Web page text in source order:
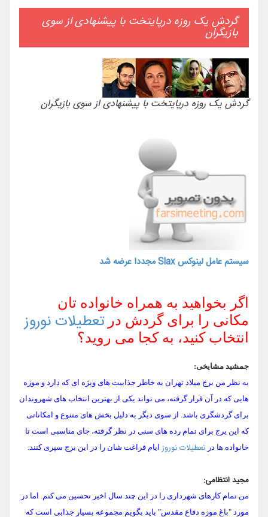
گردش یک روزه درپایتخت با پیشنهادی از سوی
بازیگران
گردش یک روزه درپایتخت با پیشنهادی از سوی بازیگران
سیستم عامل لینوکس Slax مجددا عرضه شد
اگر بخواهید به همراه خانواده تان
مکانی را برای گردش درتعطیلات نوروز
انتخاب کنید، به کجا می روید؟
جمشید مشایخی:
به نظر من برج میلاد تهران به خاطر جذابیت های ویژه ای که دارد و موزه
هایی که در آن قرار گرفته، می تواند یکی از بهترین انتخاب های شهروندان
برای گردشگری باشد. از سوی دیگر به دلیل بخش های متنوع و امکاناتی
که این برج برای تمام رده های سنی در نظر گرفته، جای مناسبی است تا
خانواده ها در تعطیلات نوروز ایام فراغت شان را در این برج سپری کنند.
مجید انتظامی:
من تمام کارهای شهرداری را در این چند سال اخیر تحسین می کنم. اما در
مورد "باغ موزه دفاع مقدس" باید بگویم مجموعه بسیار جذابی است که